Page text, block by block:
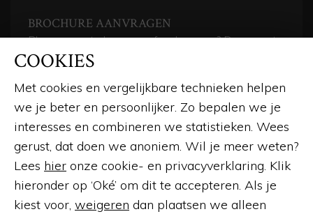
BROCHURE AANVRAGEN
Plannen om te bouwen of verbouwen? Daar moet
u beslist even voor gaan zitten. Een goed
Hierin vindt u uitgebreide informatie, een overzicht
van de producten en vele voorbeelden.
BROCHURE AANVRAGEN
COOKIES
Met cookies en vergelijkbare technieken helpen
we je beter en persoonlijker. Zo bepalen we je
interesses en combineren we statistieken. Wees
gerust, dat doen we anoniem. Wil je meer weten?
Lees hier onze cookie- en privacyverklaring. Klik
hieronder op ‘Oké’ om dit te accepteren. Als je
kiest voor, weigeren dan plaatsen we alleen